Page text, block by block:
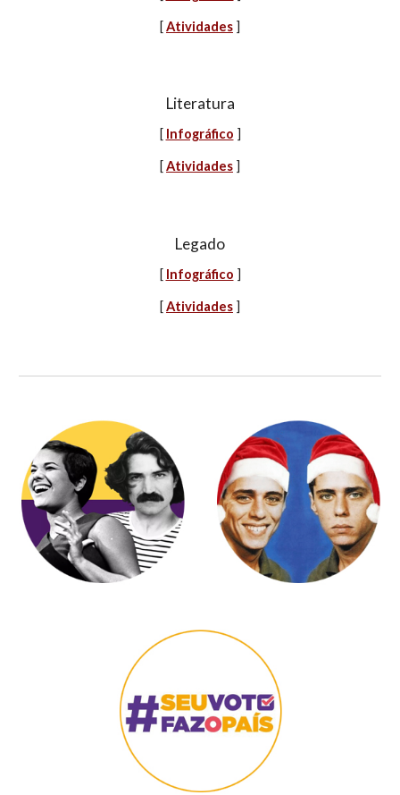
[Atividades ]
Literatura
[ Infográfico ]
[Atividades ]
Legado
[ Infográfico ]
[Atividades ]